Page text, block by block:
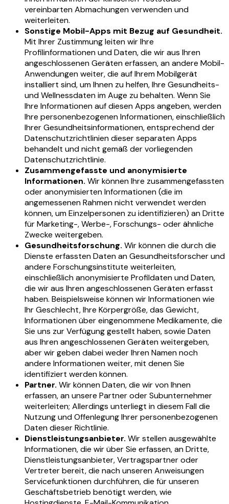
vereinbarten Abmachungen verwenden und
weiterleiten.
Sonstige Mobil-Apps mit Bezug auf Gesundheit.
Mit Ihrer Zustimmung leiten wir Ihre
Profilinformationen und Daten, die wir aus Ihren
angeschlossenen Geräten erfassen, an andere Mobil-
Anwendungen weiter, die auf Ihrem Mobilgerät
installiert sind, um Ihnen zu helfen, Ihre Gesundheits-
und Wellnessdaten im Auge zu behalten. Wenn Sie
Ihre Informationen auf diesen Apps angeben, werden
Ihre personenbezogenen Informationen, einschließlich
Ihrer Gesundheitsinformationen, entsprechend der
Datenschutzrichtlinien dieser separaten Apps
behandelt und nicht gemäß der vorliegenden
Datenschutzrichtlinie.
Zusammengefasste und anonymisierte
Informationen. Wir können Ihre zusammengefassten
oder anonymisierten Informationen (die im
angemessenen Rahmen nicht verwendet werden
können, um Einzelpersonen zu identifizieren) an Dritte
für Marketing-, Werbe-, Forschungs- oder ähnliche
Zwecke weitergeben.
Gesundheitsforschung. Wir können die durch die
Dienste erfassten Daten an Gesundheitsforscher und
andere Forschungsinstitute weiterleiten,
einschließlich anonymisierte Profildaten und Daten,
die wir aus Ihren angeschlossenen Geräten erfasst
haben. Beispielsweise können wir Informationen wie
Ihr Geschlecht, Ihre Körpergröße, das Gewicht,
Informationen über eingenommene Medikamente, die
Sie uns zur Verfügung gestellt haben, sowie Daten
aus Ihren angeschlossenen Geräten weitergeben,
aber wir geben dabei weder Ihren Namen noch
andere Informationen weiter, mit denen Sie
identifiziert werden können.
Partner. Wir können Daten, die wir von Ihnen
erfassen, an unsere Partner oder Subunternehmer
weiterleiten; Allerdings unterliegt in diesem Fall die
Nutzung und Offenlegung Ihrer personenbezogenen
Daten dieser Richtlinie.
Dienstleistungsanbieter. Wir stellen ausgewählte
Informationen, die wir über Sie erfassen, an Dritte,
Dienstleistungsanbieter, Vertragspartner oder
Vertreter bereit, die nach unseren Anweisungen
Servicefunktionen durchführen, die für unseren
Geschäftsbetrieb benötigt werden, wie